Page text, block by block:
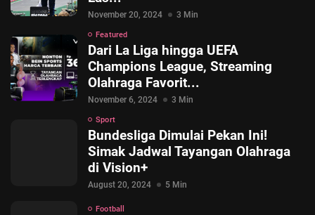
November 20, 2024 3 Min
Featured
Dari La Liga hingga UEFA
Champions League, Streaming
Olahraga Favorit...
November 6, 2024 3 Min
Sport
Bundesliga Dimulai Pekan Ini!
Simak Jadwal Tayangan Olahraga
di Vision+
August 20, 2024 5 Min
Football